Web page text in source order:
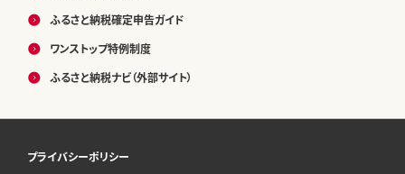
ふるさと納税確定申告ガイド
ワンストップ特例制度
ふるさと納税ナビ（外部サイト）
プライバシーポリシー